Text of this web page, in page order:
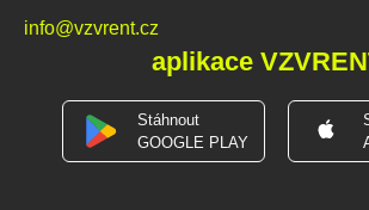
info@vzvrent.cz
aplikace
Stáhnout
GOOGLE PLAY